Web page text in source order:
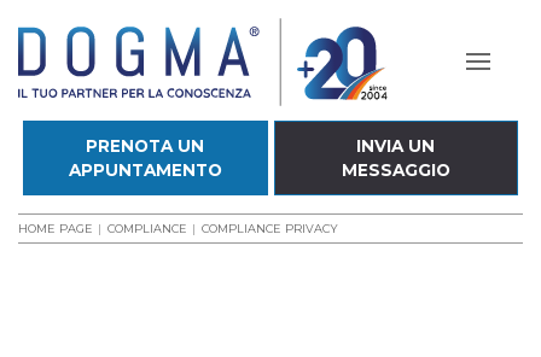
PRENOTA UN
APPUNTAMENTO
INVIA UN
MESSAGGIO
HOME PAGE COMPLIANCE COMPLIANCE PRIVACY